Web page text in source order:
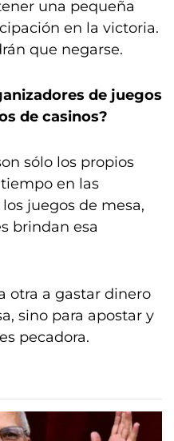
una pequeña
en la victoria.
que negarse.
de juegos
de casinos?
sólo los propios
en las
juegos de mesa,
brindan esa
otra a gastar dinero
sino para apostar y
pecadora.